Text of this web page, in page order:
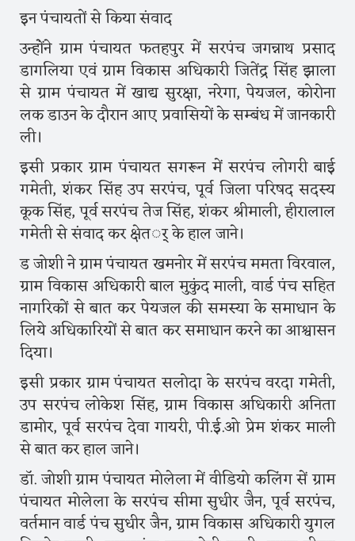
इन पंचायतों से किया संवाद
उन्हाेंंने ग्राम पंचायत फतहपुर में सरपंच जगन्नाथ प्रसाद
डागलिया एवं ग्राम विकास अधिकारी जितेंद्र सिंह झाला
से ग्राम पंचायत में खाद्य सुरक्षा, नरेगा, पेयजल, कोरोना
लक डाउन के दौरान आए प्रवासियों के सम्बंध में जानकारी
ली।
इसी प्रकार ग्राम पंचायत सगरून में सरपंच लोगरी बाई
गमेती, शंकर सिंह उप सरपंच, पूर्व जिला परिषद सदस्य
कूक सिंह, पूर्व सरपंच तेज सिंह, शंकर श्रीमाली, हीरालाल
गमेती से संवाद कर क्षेतर्् के हाल जाने।
ड जोशी ने ग्राम पंचायत खमनोर में सरपंच ममता विरवाल,
ग्राम विकास अधिकारी बाल मुकुंद माली, वार्ड पंच सहित
नागरिकों से बात कर पेयजल की समस्या के समाधान के
लिये अधिकारियों से बात कर समाधान करने का आश्वासन
दिया।
इसी प्रकार ग्राम पंचायत सलोदा के सरपंच वरदा गमेती,
उप सरपंच लोकेश सिंह, ग्राम विकास अधिकारी अनिता
डामोर, पूर्व सरपंच देवा गायरी, पी.ई.ओ प्रेम शंकर माली
से बात कर हाल जाने।
डॉ. जोशी ग्राम पंचायत मोलेला में वीडियो कलिंग सें ग्राम
पंचायत मोलेला के सरपंच सीमा सुधीर जैन, पूर्व सरपंच,
वर्तमान वार्ड पंच सुधीर जैन, ग्राम विकास अधिकारी युगल